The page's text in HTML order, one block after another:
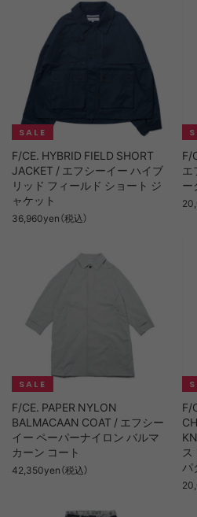
F/CE. HYBRID FIELD SHORT
JACKET / エフシーイー ハイブ
リッド フィールド ショート ジ
ャケット
36,960yen（税込）
F/
エ
ー
F/CE. PAPER NYLON
BALMACAAN COAT / エフシー
イー ペーパーナイロン バルマ
カーン コート
42,350yen（税込）
F/
ス
パ